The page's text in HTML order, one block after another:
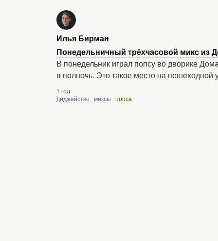
Илья Бирман
Понедельничный трёхчасовой микс из
В понедельник играл попсу во дворике
в полночь. Это такое место на пешеходной
1 год
диджейство миксы попса